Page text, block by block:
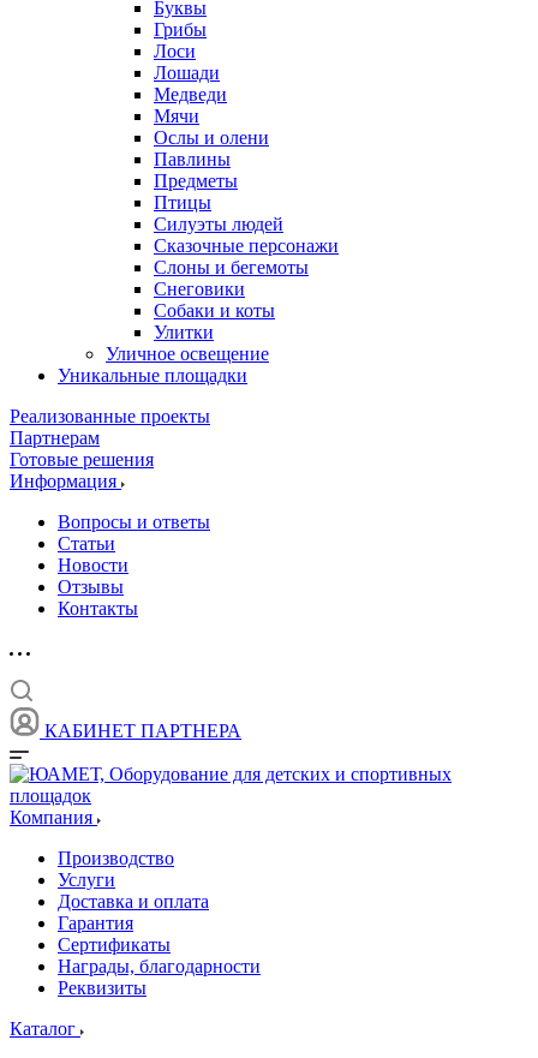
Буквы
Грибы
Лоси
Лошади
Медведи
Мячи
Ослы и олени
Павлины
Предметы
Птицы
Силуэты людей
Сказочные персонажи
Слоны и бегемоты
Снеговики
Собаки и коты
Улитки
Уличное освещение
Уникальные площадки
Реализованные проекты
Партнерам
Готовые решения
Информация
Вопросы и ответы
Статьи
Новости
Отзывы
Контакты
КАБИНЕТ ПАРТНЕРА
Компания
Производство
Услуги
Доставка и оплата
Гарантия
Сертификаты
Награды, благодарности
Реквизиты
Каталог